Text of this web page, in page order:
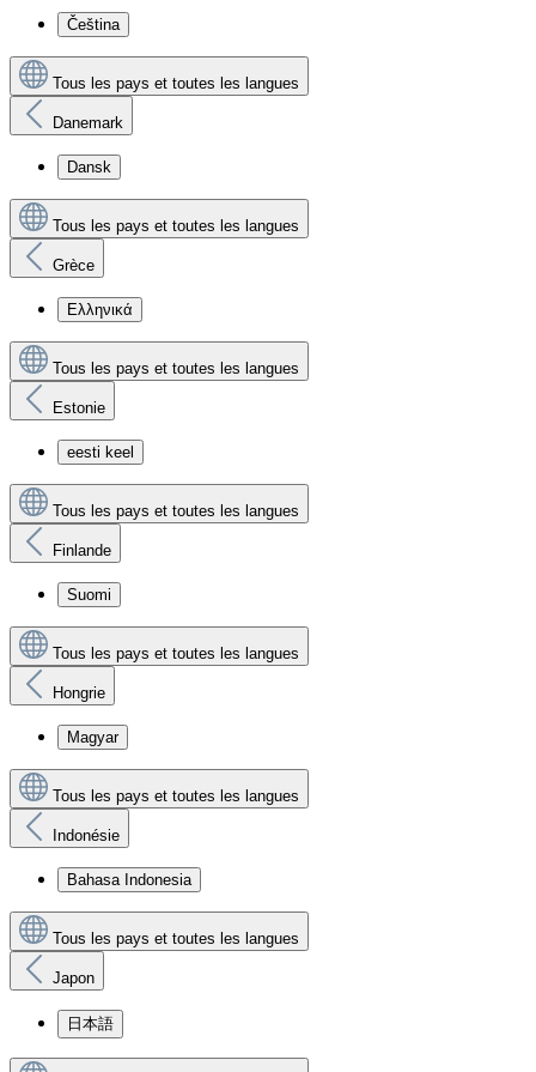
Čeština
Tous les pays et toutes les langues
Danemark
Dansk
Tous les pays et toutes les langues
Grèce
Ελληνικά
Tous les pays et toutes les langues
Estonie
eesti keel
Tous les pays et toutes les langues
Finlande
Suomi
Tous les pays et toutes les langues
Hongrie
Magyar
Tous les pays et toutes les langues
Indonésie
Bahasa Indonesia
Tous les pays et toutes les langues
Japon
日本語